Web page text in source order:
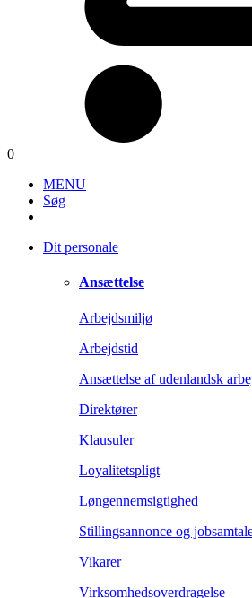
0
MENU
Søg
Dit personale
Ansættelse
Arbejdsmiljø
Arbejdstid
Ansættelse af udenlandsk
Direktører
Klausuler
Loyalitetspligt
Løngennemsigtighed
Stillingsannonce og
Vikarer
Virksomhedsoverdragelse